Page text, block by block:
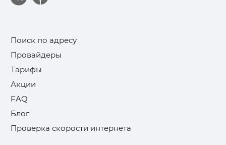
Поиск по адресу
Провайдеры
Тарифы
Акции
FAQ
Блог
Проверка скорости интернета